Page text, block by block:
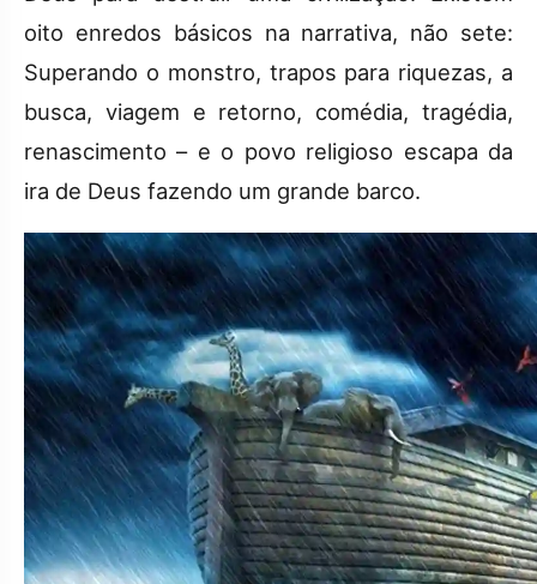
oito enredos básicos na narrativa, não sete:
Superando o monstro, trapos para riquezas, a
busca, viagem e retorno, comédia, tragédia,
renascimento – e o povo religioso escapa da
ira de Deus fazendo um grande barco.